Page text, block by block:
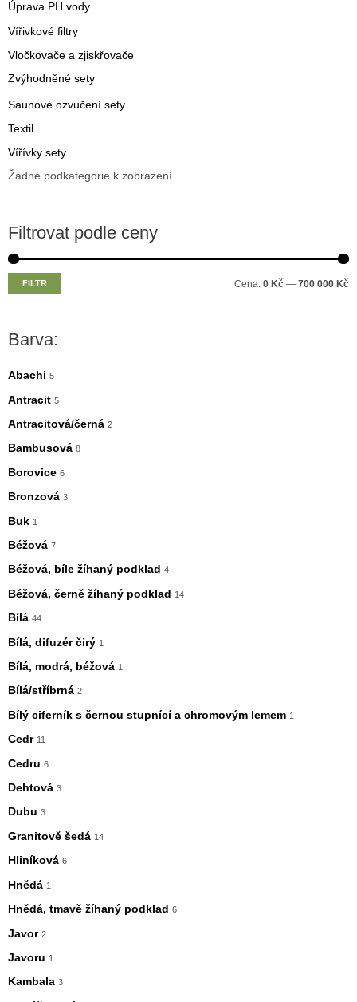
Úprava PH vody
Vířivkové filtry
Vločkovače a zjiskřovače
Zvýhodněné sety
Saunové ozvučení sety
Textil
Vířívky sety
Žádné podkategorie k zobrazení
Filtrovat podle ceny
MM
FILTR Cena: 0 Kč — 700 000 Kč
Barva:
Abachi 5
Antracit 5
Antracitová/černá 2
Bambusová 8
Borovice 6
Bronzová 3
Buk 1
Béžová 7
Béžová, bíle žíhaný podklad 4
Béžová, černě žíhaný podklad 14
Bílá 44
Bílá, difuzér čirý 1
Bílá, modrá, béžová 1
Bílá/stříbrná 2
Bílý ciferník s černou stupnící a chromovým lemem 1
Cedr 11
Cedru 6
Dehtová 3
Dubu 3
Granitově šedá 14
Hliníková 6
Hnědá 1
Hnědá, tmavě žíhaný podklad 6
Javor 2
Javoru 1
Kambala 3